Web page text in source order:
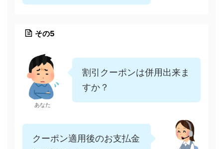
その5
あなた
割引クーポンは併用出来ま
すか？
クーポン適用後のお支払金